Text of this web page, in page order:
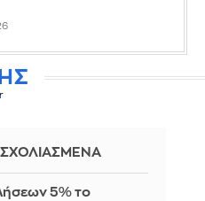
ΣΧΟΛΙΑΣΜΕΝΑ
5% το